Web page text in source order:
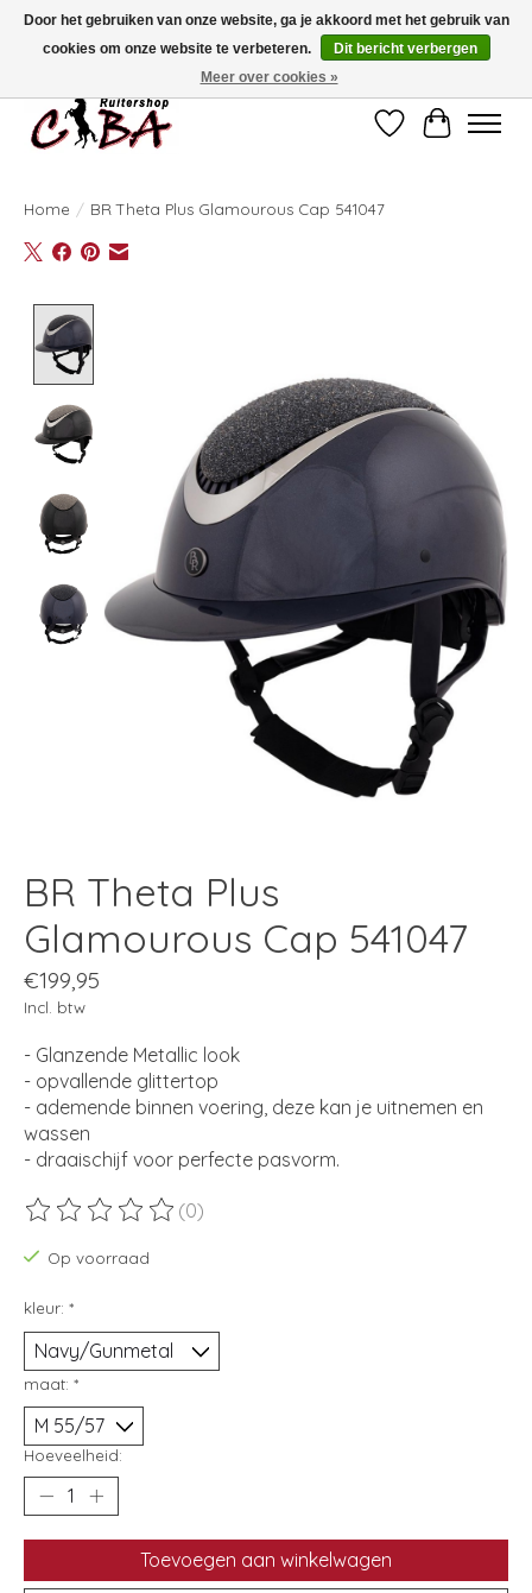
Bij vragen kan u ons contacteren op het nummer 011/60.67.34 ofciba@skynet.be
Ambachtstraat 22 A, 3530 Helchteren
Verlanglijst
Home / BR Theta Plus Glamourous Cap 541047
BR Theta Plus
Glamourous Cap 541047
€199,95
Incl. btw
- Glanzende Metallic look
- opvallende glittertop
- ademende binnen voering, deze kan je uitnemen en
wassen
- draaischijf voor perfecte pasvorm.
De beoordeling van dit product is
(0)
Op voorraad
kleur: *
maat: *
Hoeveelheid:
Toevoegen aan winkelwagen
Door het gebruiken van onze website, ga je akkoord met het gebruik van
cookies om onze website te verbeteren.
Dit bericht verbergen
Meer over cookies »